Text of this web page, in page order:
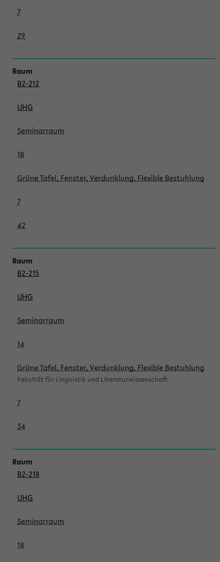
7
29
B2-212
UHG
Seminarraum
18
Grüne Tafel, Fenster, Verdunklung, Flexible Bestuhlung
7
42
B2-215
UHG
Seminarraum
14
Grüne Tafel, Fenster, Verdunklung, Flexible Bestuhlung
Fakultät für Linguistik und Literaturwissenschaft
7
34
B2-218
UHG
Seminarraum
18